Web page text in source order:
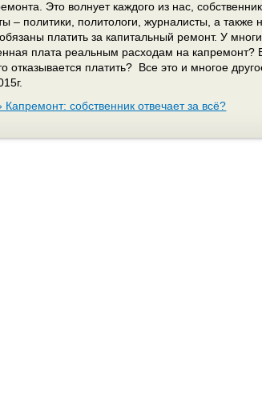
Это волнует каждого из нас,
– политики, политологи, журналисты, а
платить за капитальный ремонт. У
плата реальным расходам на капремонт?
отказывается платить? Все это и многое
собственник отвечает за всё?